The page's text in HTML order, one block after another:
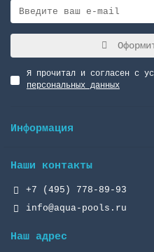
Я прочитал и согласен с
персональных данных
Информация
Наши контакты
+7 (495) 778-89-93
info@aqua-pools.ru
Наш адрес